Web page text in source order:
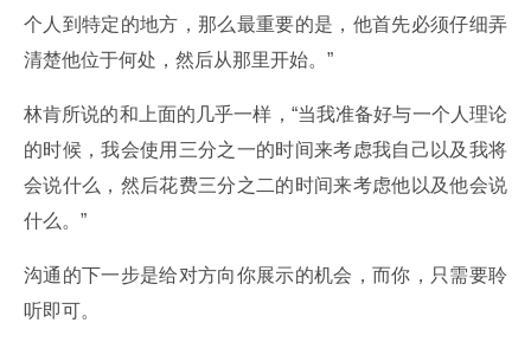
个人到特定的地方，那么最重要的是，他首先必须仔细弄
清楚他位于何处，然后从那里开始。”
林肯所说的和上面的几乎一样，“当我准备好与一个人理论
的时候，我会使用三分之一的时间来考虑我自己以及我将
会说什么，然后花费三分之二的时间来考虑他以及他会说
什么。”
沟通的下一步是给对方向你展示的机会，而你，只需要聆
听即可。